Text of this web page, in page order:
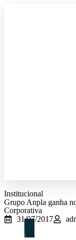
Institucional
Grupo Anpla ganha
Corporativa
31/07/2017